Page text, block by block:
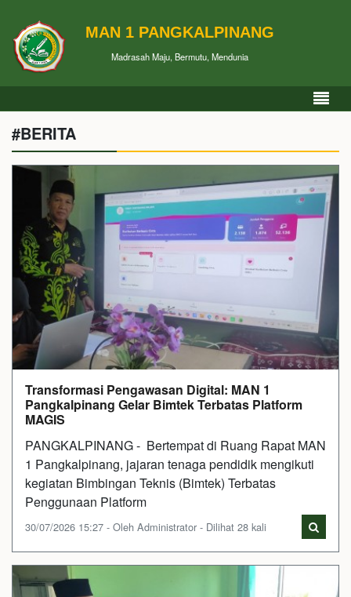
MAN 1 PANGKALPINANG
Madrasah Maju, Bermutu, Mendunia
#BERITA
Transformasi Pengawasan Digital: MAN 1
Pangkalpinang Gelar Bimtek Terbatas Platform
MAGIS
PANGKALPINANG - Bertempat di Ruang Rapat MAN
1 Pangkalpinang, jajaran tenaga pendidik mengikuti
kegiatan Bimbingan Teknis (Bimtek) Terbatas
Penggunaan Platform
30/07/2026 15:27 - Oleh Administrator - Dilihat 28 kali